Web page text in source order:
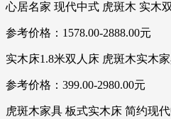
心居名家 现代中式 虎斑木 实木
参考价格：1578.00-2888.00元
实木床1.8米双人床 虎斑木实木
参考价格：399.00-2980.00元
虎斑木家具 板式实木床 简约现